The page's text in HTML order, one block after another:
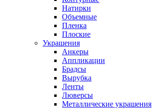
Натирки
Объемные
Пленка
Плоские
Украшения
Анкеры
Аппликации
Брадсы
Вырубка
Ленты
Люверсы
Металлические украшения